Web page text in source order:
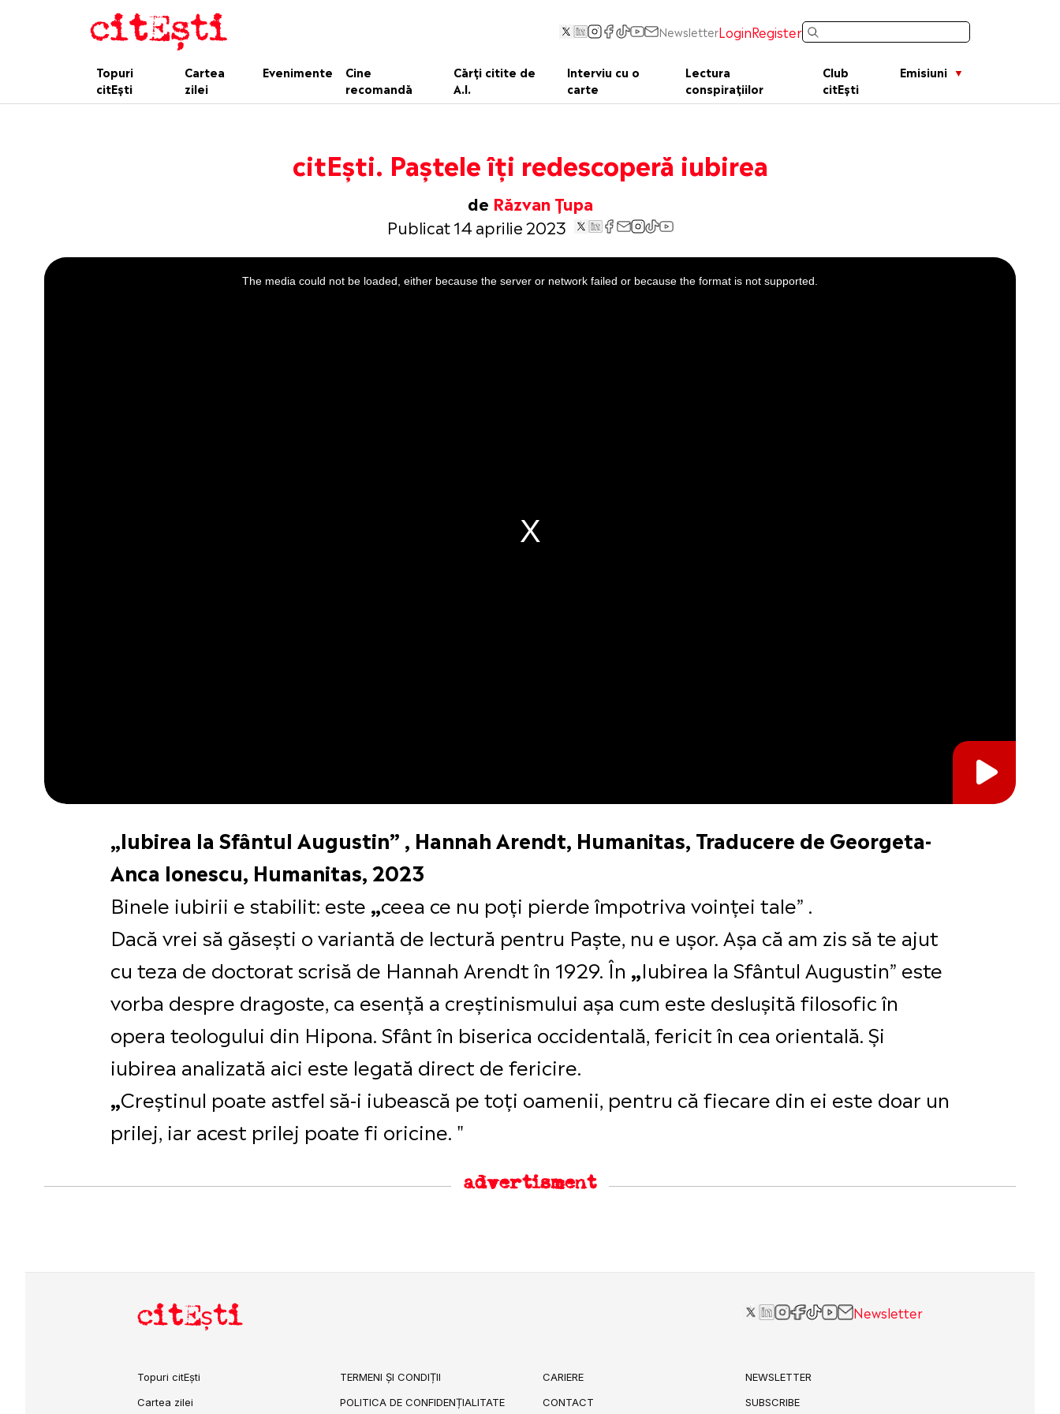
NewsletterLoginRegister
Topuri
citEști
Cartea
zilei
Evenimente
Cine
recomandă
Cărți citite de
A.I.
Interviu cu o
carte
Lectura
conspirațiilor
Club
citEști
Emisiuni
citEști. Paștele îți redescoperă iubirea
de Răzvan Țupa
Publicat 14 aprilie 2023
This
is
a
The media could not be loaded, either because the server or network failed or because the format is not supported.
„Iubirea la Sfântul Augustin” , Hannah Arendt, Humanitas, Traducere de Georgeta-
Anca Ionescu, Humanitas, 2023
Binele iubirii e stabilit: este „ceea ce nu poți pierde împotriva voinței tale” .
Dacă vrei să găsești o variantă de lectură pentru Paște, nu e ușor. Așa că am zis să te ajut
cu teza de doctorat scrisă de Hannah Arendt în 1929. În „Iubirea la Sfântul Augustin” este
vorba despre dragoste, ca esență a creștinismului așa cum este deslușită filosofic în
opera teologului din Hipona. Sfânt în biserica occidentală, fericit în cea orientală. Și
iubirea analizată aici este legată direct de fericire.
„Creștinul poate astfel să-i iubească pe toți oamenii, pentru că fiecare din ei este doar un
prilej, iar acest prilej poate fi oricine. "
advertisment
citEști Newsletter
Topuri citEști
Cartea zilei
TERMENI ȘI CONDIȚII
POLITICA DE CONFIDENȚIALITATE
CARIERE
CONTACT
NEWSLETTER
SUBSCRIBE